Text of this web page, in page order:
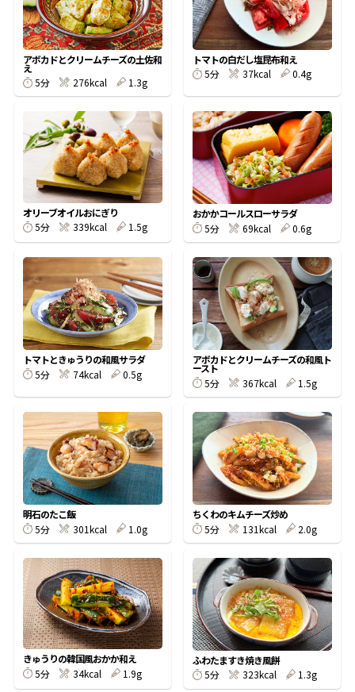
新鮮一番 『氷熟®』
『踊り節』
鰹節屋の
だしパック
だし粉
商品情報一覧
おすすめサイト
アボカドとクリームチーズの土佐和
え
5分
276kcal 1.3g
トマトの白だし塩昆布和え
5分
37kcal 0.4g
オリーブオイルおにぎり
5分
339kcal 1.5g
おかかコールスローサラダ
5分
69kcal 0.6g
トマトときゅうりの和風サラダ
5分
74kcal 0.5g
アボカドとクリームチーズの和風ト
ースト
5分
367kcal 1.5g
明石のたこ飯
5分
301kcal 1.0g
ちくわのキムチーズ炒め
5分
131kcal 2.0g
きゅうりの韓国風おかか和え
5分
34kcal 1.9g
ふわたますき焼き風餅
5分
323kcal 1.3g